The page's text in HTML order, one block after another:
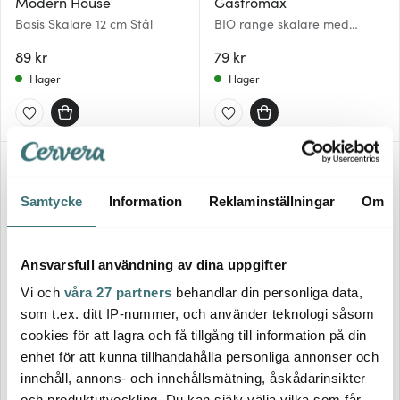
Samtycke Information Reklaminställningar Om
Ansvarsfull användning av dina uppgifter
Vi och våra 27 partners behandlar din personliga data,
som t.ex. ditt IP-nummer, och använder teknologi såsom
cookies för att lagra och få tillgång till information på din
enhet för att kunna tillhandahålla personliga annonser och
innehåll, annons- och innehållsmätning, åskådarinsikter
Basis Skalare 12 cm Stål
89 kr
I lager
BIO range skalare med
79 kr
I lager
Kockums Jernverk
Potatisskalare med
trähandtag 15,5 cm
99 kr
Satake
Skalare 13 cm stål
179 kr